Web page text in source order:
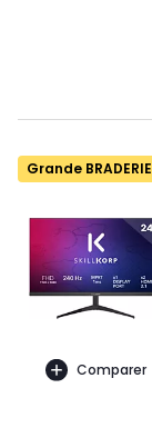
Grande BRADERIE
Comparer